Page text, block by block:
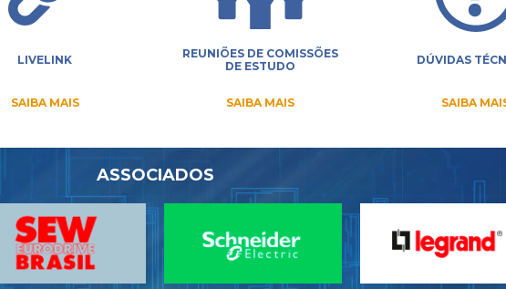
LIVELINK
SAIBA MAIS
REUNIÕES DE COMISSÕES
DE ESTUDO
SAIBA MAIS
DÚVIDAS
SAIBA
ASSOCIADOS